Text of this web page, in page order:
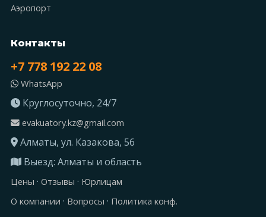
Аэропорт
Контакты
+7 778 192 22 08
WhatsApp
Круглосуточно, 24/7
evakuatory.kz@gmail.com
Алматы, ул. Казакова, 56
Выезд: Алматы и область
Цены · Отзывы · Юрлицам
О компании · Вопросы · Политика конф.